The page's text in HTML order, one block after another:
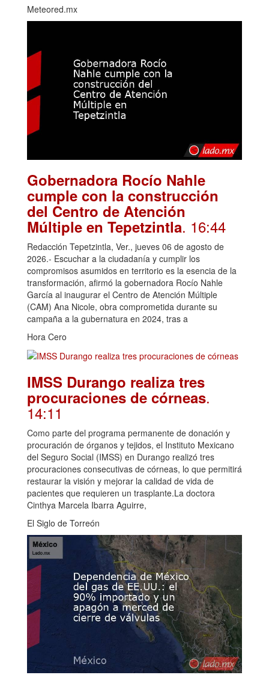
Meteored.mx
Gobernadora Rocío Nahle
cumple con la construcción
del Centro de Atención
Múltiple en Tepetzintla. 16:44
Redacción Tepetzintla, Ver., jueves 06 de agosto de
2026.- Escuchar a la ciudadanía y cumplir los
compromisos asumidos en territorio es la esencia de la
transformación, afirmó la gobernadora Rocío Nahle
García al inaugurar el Centro de Atención Múltiple
(CAM) Ana Nicole, obra comprometida durante su
campaña a la gubernatura en 2024, tras a
Hora Cero
IMSS Durango realiza tres
procuraciones de córneas.
14:11
Como parte del programa permanente de donación y
procuración de órganos y tejidos, el Instituto Mexicano
del Seguro Social (IMSS) en Durango realizó tres
procuraciones consecutivas de córneas, lo que permitirá
restaurar la visión y mejorar la calidad de vida de
pacientes que requieren un trasplante.La doctora
Cinthya Marcela Ibarra Aguirre,
El Siglo de Torreón